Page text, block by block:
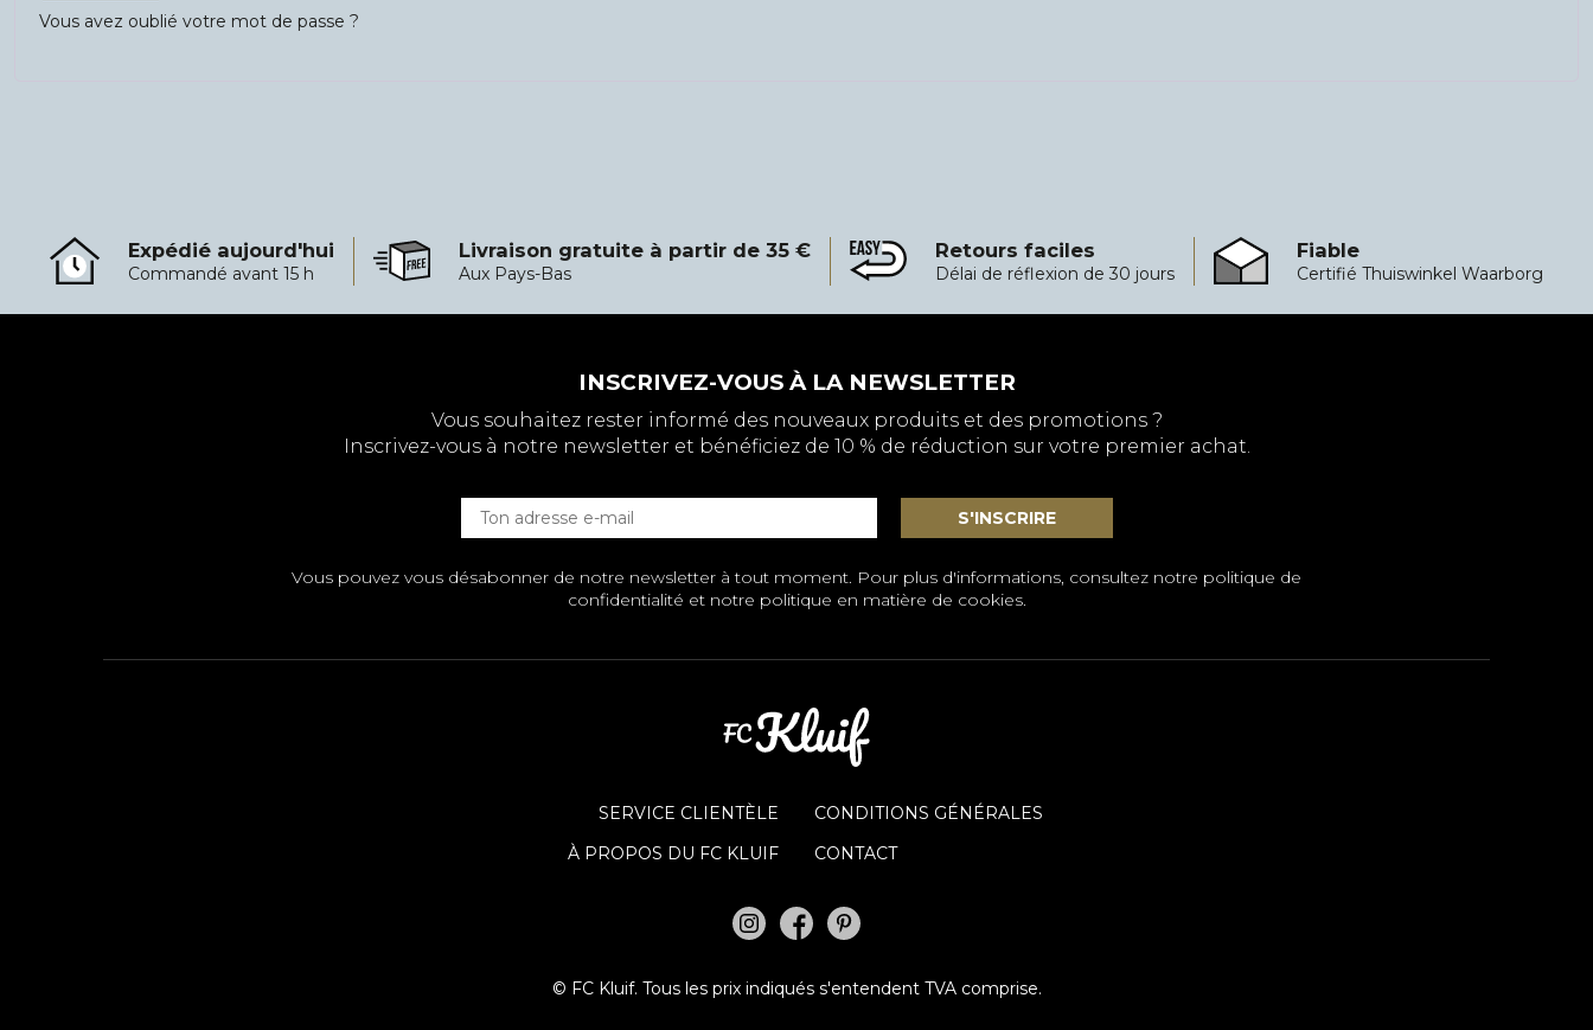
Vous avez oublié votre mot de passe ?
Expédié aujourd'hui
Commandé avant 15 h
Expédié aujourd'hui
Livraison gratuite à partir de 35 €
Aux Pays-Bas
Livraison gratuite à partir de 35 €
Retours faciles
Délai de réflexion de 30 jours
Retours faciles
Fiable
Certifié Thuiswinkel Waarborg
Fiable
INSCRIVEZ-VOUS À LA NEWSLETTER
Vous souhaitez rester informé des nouveaux produits et des promotions ?
Inscrivez-vous à notre newsletter et bénéficiez de 10 % de réduction sur votre premier achat.
Vous pouvez vous désabonner de notre newsletter à tout moment. Pour plus d'informations, consultez notre politique de
confidentialité et notre politique en matière de cookies.
SERVICE CLIENTÈLE
CONDITIONS GÉNÉRALES
À PROPOS DU FC KLUIF
CONTACT
© FC Kluif. Tous les prix indiqués s'entendent TVA comprise.